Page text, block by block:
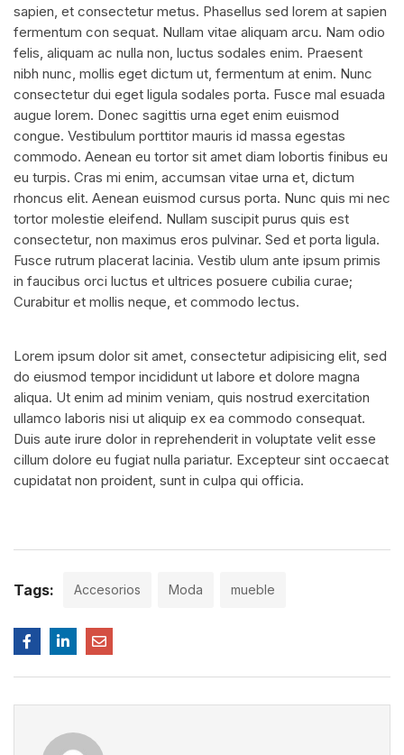
sapien, et consectetur metus. Phasellus sed lorem at sapien
fermentum con sequat. Nullam vitae aliquam arcu. Nam odio
felis, aliquam ac nulla non, luctus sodales enim. Praesent
nibh nunc, mollis eget dictum ut, fermentum at enim. Nunc
consectetur dui eget ligula sodales porta. Fusce mal esuada
augue lorem. Donec sagittis urna eget enim euismod
congue. Vestibulum porttitor mauris id massa egestas
commodo. Aenean eu tortor sit amet diam lobortis finibus eu
eu turpis. Cras mi enim, accumsan vitae urna et, dictum
rhoncus elit. Aenean euismod cursus porta. Nunc quis mi nec
tortor molestie eleifend. Nullam suscipit purus quis est
consectetur, non maximus eros pulvinar. Sed et porta ligula.
Fusce rutrum placerat lacinia. Vestib ulum ante ipsum primis
in faucibus orci luctus et ultrices posuere cubilia curae;
Curabitur et mollis neque, et commodo lectus.
Lorem ipsum dolor sit amet, consectetur adipisicing elit, sed
do eiusmod tempor incididunt ut labore et dolore magna
aliqua. Ut enim ad minim veniam, quis nostrud exercitation
ullamco laboris nisi ut aliquip ex ea commodo consequat.
Duis aute irure dolor in reprehenderit in voluptate velit esse
cillum dolore eu fugiat nulla pariatur. Excepteur sint occaecat
cupidatat non proident, sunt in culpa qui officia.
Tags: Accesorios Moda mueble